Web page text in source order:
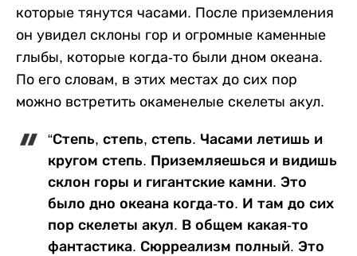
которые тянутся часами. После приземления
он увидел склоны гор и огромные каменные
глыбы, которые когда-то были дном океана.
По его словам, в этих местах до сих пор
можно встретить окаменелые скелеты акул.
“Степь, степь, степь. Часами летишь и
кругом степь. Приземляешься и видишь
склон горы и гигантские камни. Это
было дно океана когда-то. И там до сих
пор скелеты акул. В общем какая-то
фантастика. Сюрреализм полный. Это